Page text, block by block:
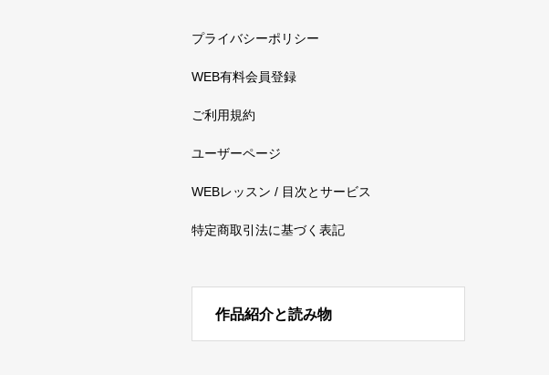
プライバシーポリシー
WEB有料会員登録
ご利用規約
ユーザーページ
WEBレッスン / 目次とサービス
特定商取引法に基づく表記
作品紹介と読み物